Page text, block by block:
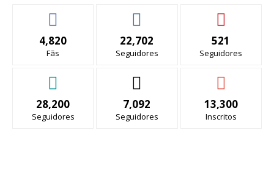
4,820
Fãs
22,702
Seguidores
521
Seguidores
28,200
Seguidores
7,092
Seguidores
13,300
Inscritos